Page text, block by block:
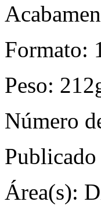
Formato:
Peso:
Número
Publicado
Área(s):